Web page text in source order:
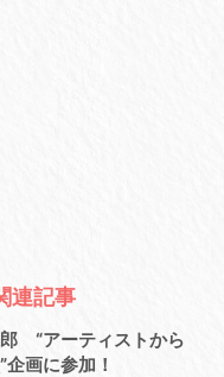
連記事
“アーティストから
企画に参加！